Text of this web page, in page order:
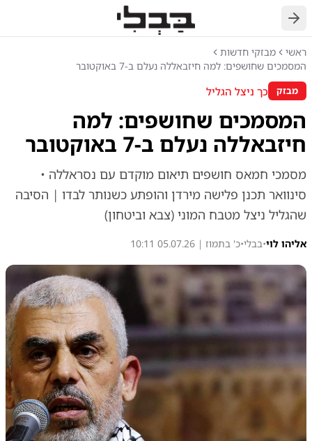
חזרה
ראשי
מבזקי חדשות
המסמכים שחושפים: למה חיזבאללה נעלם ב-7 באוקטובר
מבזק כך ניצל הגליל
המסמכים שחושפים: למה
חיזבאללה נעלם ב-7 באוקטובר
מסמכי חמאס חושפים תיאום מוקדם עם נסראללה •
סינוואר תכנן פלישה מירדן והופתע כשנותר לבדו | הסיבה
שהגליל ניצל מטבח המוני (צבא וביטחון)
אליהו לוי•בבלי•כ' בתמוז | 05.07.26 10:11